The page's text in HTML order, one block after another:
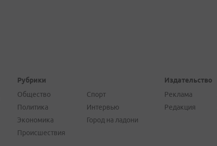
Рубрики
Общество
Политика
Экономика
Происшествия
Спорт
Интервью
Город на ладони
Издательство
Реклама
Редакция